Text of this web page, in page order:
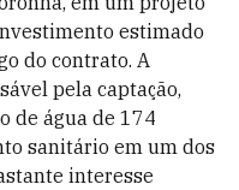
estimado
do contrato. A
pela captação,
de água de 174
sanitário em um dos
interesse